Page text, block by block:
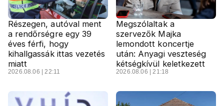
Részegen, autóval ment
a rendőrségre egy 39
éves férfi, hogy
kihallgassák ittas vezetés
miatt
2026.08.06 | 22:11
Megszólaltak a
szervezők Majka
lemondott koncertje
után: Anyagi veszteség
kétségkívül keletkezett
2026.08.06 | 21:18